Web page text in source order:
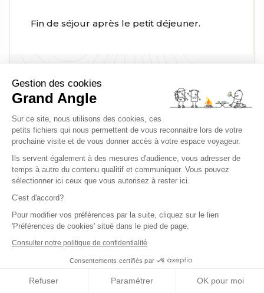
Gestion des cookies
Grand Angle
Sur ce site, nous utilisons des cookies, ces
petits fichiers qui nous permettent de vous reconnaitre lors de votre
prochaine visite et de vous donner accès à votre espace voyageur.
Ils servent également à des mesures d'audience, vous adresser de
temps à autre du contenu qualitif et communiquer. Vous pouvez
sélectionner ici ceux que vous autorisez à rester ici.
C'est d'accord?
Pour modifier vos préférences par la suite, cliquez sur le lien
'Préférences de cookies' situé dans le pied de page.
Consulter notre politique de confidentialité
Consentements certifiés par
Refuser Paramétrer OK pour moi
Fin de séjour après le petit déjeuner.
Nous pouvons être parfois amenés à modifier
l'itinéraire indiqué : soit au niveau de l'organisation
(problème de surcharge des hébergements,
modification de l'état du terrain, éboulements,
sentiers dégradés, etc.), ou des conditions météos.
Ces modifications sont toujours faites dans votre
intérêt, pour votre sécurité et pour un meilleur
confort !
Descriptif technique